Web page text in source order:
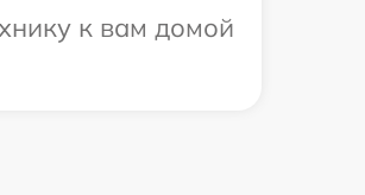
к вам домой